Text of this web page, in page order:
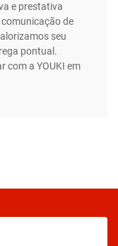
e prestativa
de
seu
pontual.
com a YOUKI em